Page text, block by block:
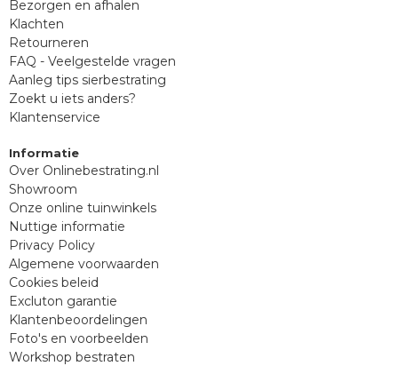
Bezorgen en afhalen
Klachten
Retourneren
FAQ - Veelgestelde vragen
Aanleg tips sierbestrating
Zoekt u iets anders?
Klantenservice
Informatie
Over Onlinebestrating.nl
Showroom
Onze online tuinwinkels
Nuttige informatie
Privacy Policy
Algemene voorwaarden
Cookies beleid
Excluton garantie
Klantenbeoordelingen
Foto's en voorbeelden
Workshop bestraten